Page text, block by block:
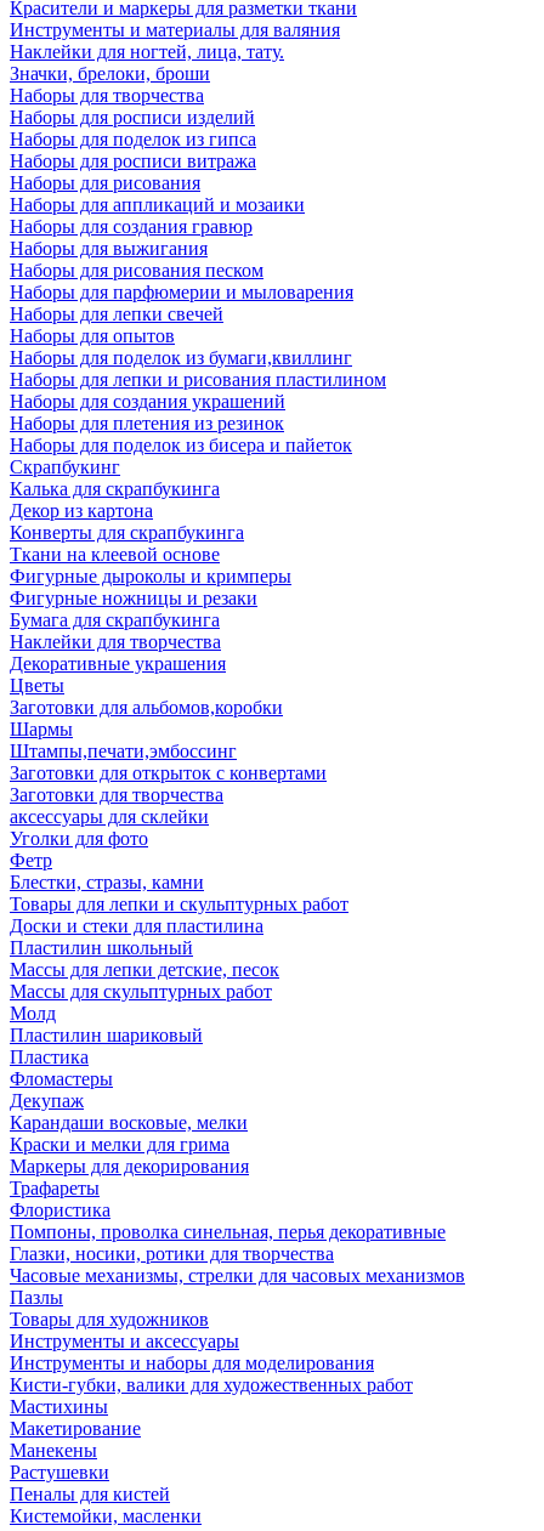
Красители и маркеры для разметки ткани
Инструменты и материалы для валяния
Наклейки для ногтей, лица, тату.
Значки, брелоки, броши
Наборы для творчества
Наборы для росписи изделий
Наборы для поделок из гипса
Наборы для росписи витража
Наборы для рисования
Наборы для аппликаций и мозаики
Наборы для создания гравюр
Наборы для выжигания
Наборы для рисования песком
Наборы для парфюмерии и мыловарения
Наборы для лепки свечей
Наборы для опытов
Наборы для поделок из бумаги,квиллинг
Наборы для лепки и рисования пластилином
Наборы для создания украшений
Наборы для плетения из резинок
Наборы для поделок из бисера и пайеток
Скрапбукинг
Калька для скрапбукинга
Декор из картона
Конверты для скрапбукинга
Ткани на клеевой основе
Фигурные дыроколы и кримперы
Фигурные ножницы и резаки
Бумага для скрапбукинга
Наклейки для творчества
Декоративные украшения
Цветы
Заготовки для альбомов,коробки
Шармы
Штампы,печати,эмбоссинг
Заготовки для открыток с конвертами
Заготовки для творчества
аксессуары для склейки
Уголки для фото
Фетр
Блестки, стразы, камни
Товары для лепки и скульптурных работ
Доски и стеки для пластилина
Пластилин школьный
Массы для лепки детские, песок
Массы для скульптурных работ
Молд
Пластилин шариковый
Пластика
Фломастеры
Декупаж
Карандаши восковые, мелки
Краски и мелки для грима
Маркеры для декорирования
Трафареты
Флористика
Помпоны, проволка синельная, перья декоративные
Глазки, носики, ротики для творчества
Часовые механизмы, стрелки для часовых механизмов
Пазлы
Товары для художников
Инструменты и аксессуары
Инструменты и наборы для моделирования
Кисти-губки, валики для художественных работ
Мастихины
Макетирование
Манекены
Растушевки
Пеналы для кистей
Кистемойки, масленки